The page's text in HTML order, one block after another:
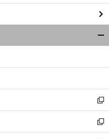
し
い
ウ
ィ
ン
ウ
開
く
新
し
い
ウ
新
し